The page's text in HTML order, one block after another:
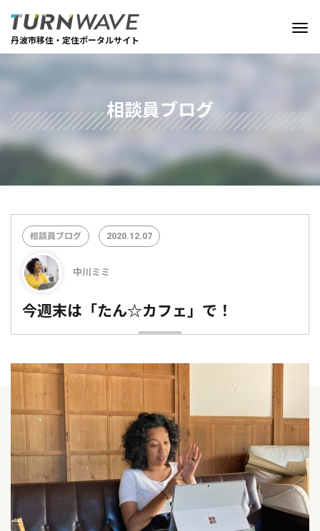
丹波市移住・定住ポータルサイト
相談員ブログ
相談員ブログ 2020.12.07
中川ミミ
今週末は「たん☆カフェ」で！